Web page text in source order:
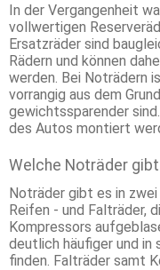
In der Vergangenheit
vollwertigen
Ersatzräder sind
Rädern und können
werden. Bei Noträdern
vorrangig aus dem
gewichtssparender
des Autos montiert
Welche Noträder
Noträder gibt es in zwei
Reifen - und Falträder,
Kompressors
deutlich häufiger und
finden. Falträder samt